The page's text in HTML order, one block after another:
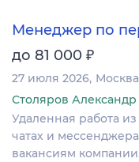
Менеджер по
до 81 000 ₽
27 июля 2026 Москва
Столяров
Удаленная работа
чатах и
вакансиям